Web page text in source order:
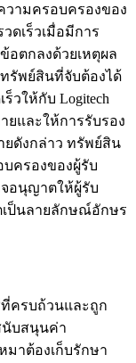
วามครอบครองของ
ดเร็วเมื่อมีการ
อตกลงด้วยเหตุผล
รัพย์สินที่จับต้องได้
วให้กับ Logitech
ยและให้การรับรอง
ยดังกล่าว ทรัพย์สิน
บครองของผู้รับ
จอนุญาตให้ผู้รับ
เป็นลายลักษณ์อักษร
ครบถ้วนและถูก
บสนุนค่า
มาต้องเก็บรักษา